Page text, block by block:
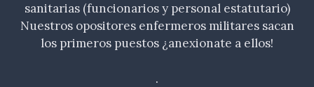
sanitarias (funcionarios y personal estatutario)
Nuestros opositores enfermeros militares sacan
los primeros puestos ¿anexionate a ellos!
.